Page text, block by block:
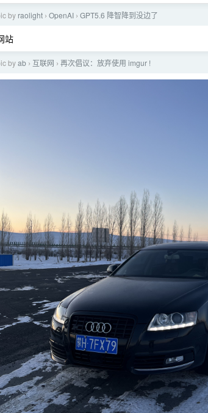
by raolight › OpenAI › GPT5.6 降智降到没边了
站
byab › 互联网 › 再次倡议：放弃使用 imgur !